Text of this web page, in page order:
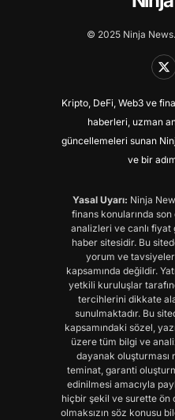
© 2025 Ninja News.
Kripto, DeFi, Web3 ve
haberleri, uzman
güncellemeleri sunan
ve bir
Yasal Uyarı: Ninja
finans konularında
analizleri ve canlı
haber sitesidir. Bu
yorum ve tavsiyeler
kapsamında değildir.
yetkili kuruluşlar
tercihlerini dikkate
sunulmaktadır. Bu
kapsamındaki sözel,
üzere tüm bilgi ve
dayanak oluşturması
teminat, garanti
edinilmesi amacıyla
hiçbir şekil ve surette ön
olmaksızın söz konusu